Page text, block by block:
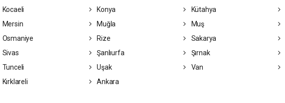
Kocaeli Konya Kütahya
Mersin Muğla Muş
Osmaniye Rize Sakarya
Sivas Şanlıurfa Şırnak
Tunceli Uşak Van
Kırklareli Ankara